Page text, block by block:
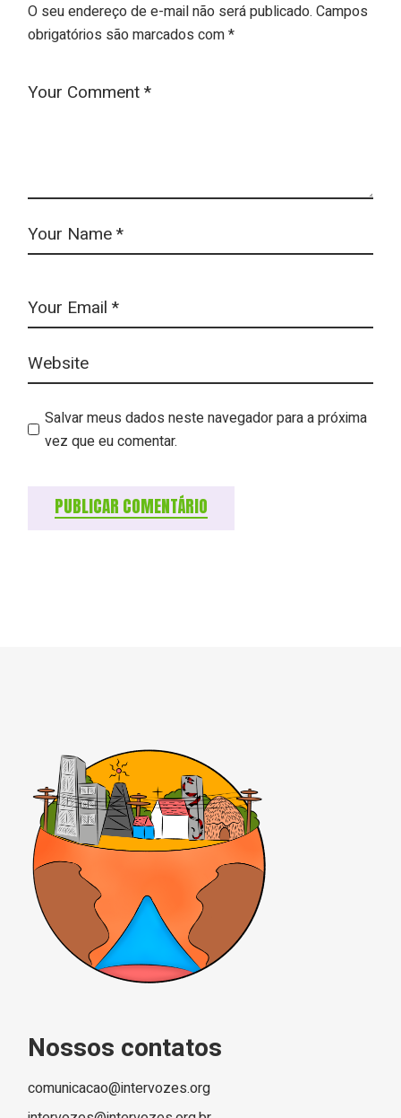
O seu endereço de e-mail não será publicado. Campos
obrigatórios são marcados com*
Salvar meus dados neste navegador para a próxima
vez que eu comentar.
PUBLICAR COMENTÁRIO
Nossos contatos
comunicacao@intervozes.org